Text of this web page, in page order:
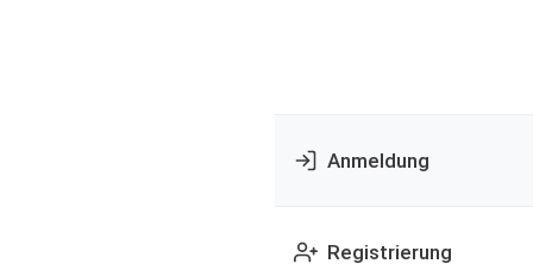
Anmeldung
Registrierung